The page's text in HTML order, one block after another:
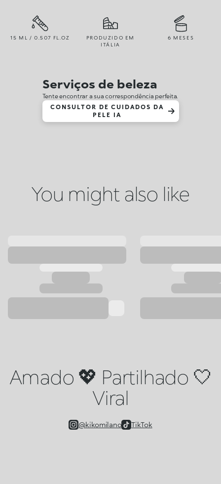
15 ML / 0.507 FL.OZ
PRODUZIDO EM
ITÁLIA
6 MESES
Serviços de beleza
Tente encontrar a sua correspondência perfeita.
CONSULTOR DE CUIDADOS DA
PELE IA
You might also like
Amado 💖 Partilhado 🤍
Viral
@kikomilano TikTok